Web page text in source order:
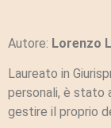
Autore: Lorenzo
Laureato in
personali, è stato
gestire il proprio